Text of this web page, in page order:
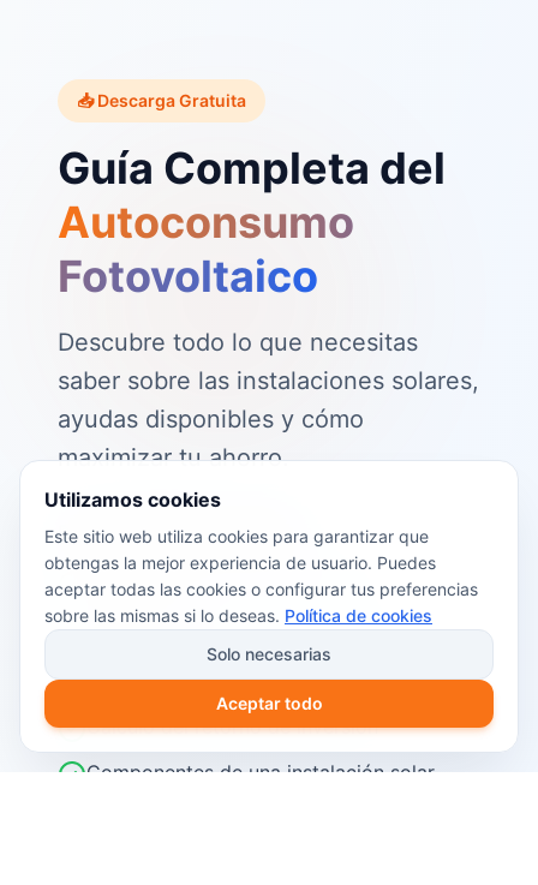
📥 Descarga Gratuita
Guía Completa del
Autoconsumo
Fotovoltaico
Descubre todo lo que necesitas
saber sobre las instalaciones solares,
ayudas disponibles y cómo
maximizar tu ahorro.
📖 Contenido de la guía:
Cómo funciona el autoconsumo
fotovoltaico
Ayudas y subvenciones disponibles en
2026
Cálculo del retorno de inversión
Componentes de una instalación solar
Utilizamos cookies
Este sitio web utiliza cookies para garantizar que
obtengas la mejor experiencia de usuario. Puedes
aceptar todas las cookies o configurar tus preferencias
sobre las mismas si lo deseas. Política de cookies
Solo necesarias
Aceptar todo